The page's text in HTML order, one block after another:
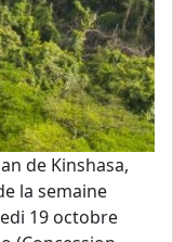
de Kinshasa,
la semaine
19 octobre